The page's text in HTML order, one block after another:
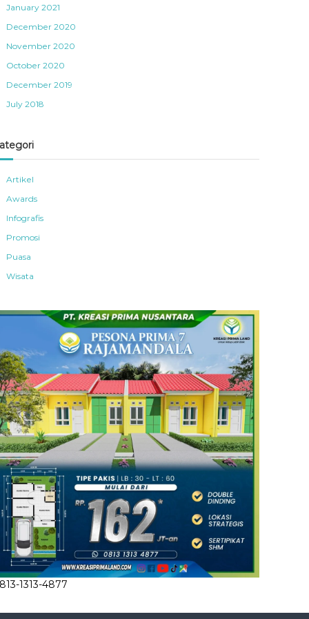
January 2021
December 2020
November 2020
October 2020
December 2019
July 2018
Artikel
Awards
Infografis
Promosi
Puasa
Wisata
1313-4877